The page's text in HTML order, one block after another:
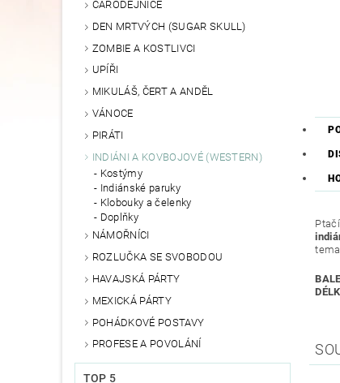
ČARODĚJNICE
DEN MRTVÝCH (SUGAR SKULL)
ZOMBIE A KOSTLIVCI
UPÍŘI
MIKULÁŠ, ČERT A ANDĚL
VÁNOCE
PIRÁTI
INDIÁNI A KOVBOJOVÉ (WESTERN)
Kostýmy
Indiánské paruky
Klobouky a čelenky
Doplňky
NÁMOŘNÍCI
ROZLUČKA SE SVOBODOU
HAVAJSKÁ PÁRTY
MEXICKÁ PÁRTY
POHÁDKOVÉ POSTAVY
PROFESE A POVOLÁNÍ
TOP 5